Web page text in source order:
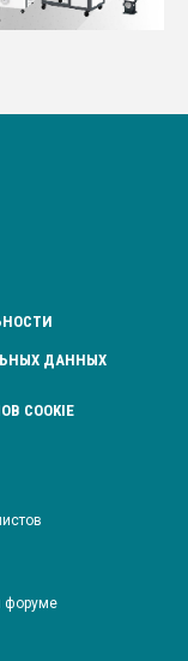
ДАННЫХ
COOKIE
форуме